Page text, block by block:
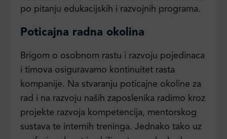
po pitanju edukacijskih i razvojnih programa.
Poticajna radna okolina
Brigom o osobnom rastu i razvoju pojedinaca
i timova osiguravamo kontinuitet rasta
kompanije. Na stvaranju poticajne okoline za
rad i na razvoju naših zaposlenika radimo kroz
projekte razvoja kompetencija, mentorskog
sustava te internih treninga. Jednako tako uz